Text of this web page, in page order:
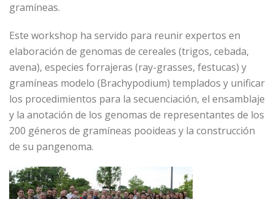
gramíneas.
Este workshop ha servido para reunir expertos en
elaboración de genomas de cereales (trigos, cebada,
avena), especies forrajeras (ray-grasses, festucas) y
gramíneas modelo (Brachypodium) templados y unificar
los procedimientos para la secuenciación, el ensamblaje
y la anotación de los genomas de representantes de los
200 géneros de gramíneas pooideas y la construcción
de su pangenoma.